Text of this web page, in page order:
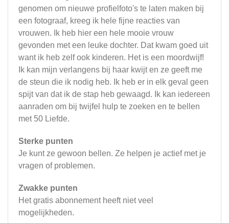
genomen om nieuwe profielfoto's te laten maken bij
een fotograaf, kreeg ik hele fijne reacties van
vrouwen. Ik heb hier een hele mooie vrouw
gevonden met een leuke dochter. Dat kwam goed uit
want ik heb zelf ook kinderen. Het is een moordwijf!
Ik kan mijn verlangens bij haar kwijt en ze geeft me
de steun die ik nodig heb. Ik heb er in elk geval geen
spijt van dat ik de stap heb gewaagd. Ik kan iedereen
aanraden om bij twijfel hulp te zoeken en te bellen
met 50 Liefde.
Sterke punten
Je kunt ze gewoon bellen. Ze helpen je actief met je
vragen of problemen.
Zwakke punten
Het gratis abonnement heeft niet veel
mogelijkheden.